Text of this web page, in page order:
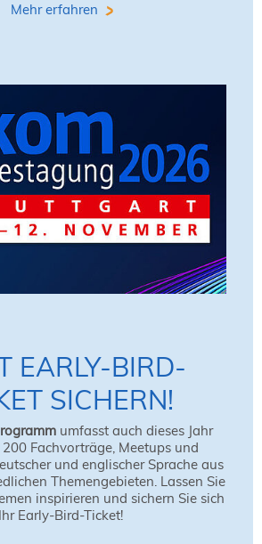
Mehr erfahren
EARLY-BIRD-
SICHERN!
umfasst auch dieses Jahr
Fachvorträge, Meetups und
und englischer Sprache aus
Themengebieten. Lassen Sie
inspirieren und sichern Sie sich
Ihr Early-Bird-Ticket!